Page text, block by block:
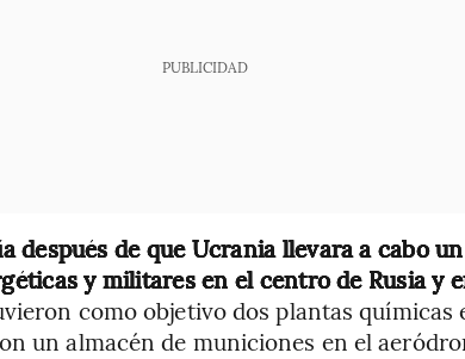
PUBLICIDAD
después de que Ucrania llevara a cabo
y militares en el centro de Rusia y
como objetivo dos plantas químicas
un almacén de municiones en el